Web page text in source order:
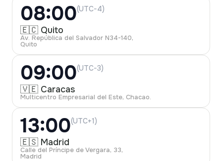
08:00(UTC-4)
🇪🇨 Quito
Av. República del Salvador N34-140,
Quito
09:00(UTC-3)
🇻🇪 Caracas
Multicentro Empresarial del Este, Chacao.
13:00(UTC+1)
🇪🇸 Madrid
Calle del Príncipe de Vergara, 33,
Madrid